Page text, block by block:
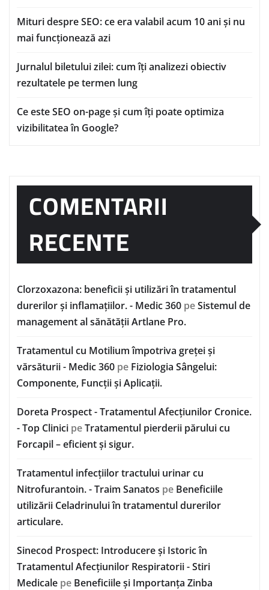
Mituri despre SEO: ce era valabil acum 10 ani și nu
mai funcționează azi
Jurnalul biletului zilei: cum îți analizezi obiectiv
rezultatele pe termen lung
Ce este SEO on-page și cum îți poate optimiza
vizibilitatea în Google?
COMENTARII
RECENTE
Clorzoxazona: beneficii și utilizări în tratamentul
durerilor și inflamațiilor. - Medic 360 peSistemul de
management al sănătății Artlane Pro.
Tratamentul cu Motilium împotriva greței și
vărsăturii - Medic 360 pe Fiziologia Sângelui:
Componente, Funcții și Aplicații.
Doreta Prospect - Tratamentul Afecțiunilor Cronice.
- Top Clinici peTratamentul pierderii părului cu
Forcapil – eficient și sigur.
Tratamentul infecțiilor tractului urinar cu
Nitrofurantoin. - Traim Sanatos pe Beneficiile
utilizării Celadrinului în tratamentul durerilor
articulare.
Sinecod Prospect: Introducere și Istoric în
Tratamentul Afecțiunilor Respiratorii - Stiri
Medicale pe Beneficiile și Importanța Zinba